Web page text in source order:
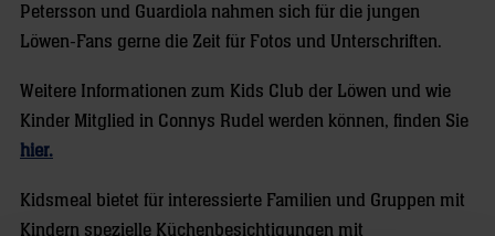
Petersson und Guardiola nahmen sich für die jungen
Löwen-Fans gerne die Zeit für Fotos und Unterschriften.
Weitere Informationen zum Kids Club der Löwen und wie
Kinder Mitglied in Connys Rudel werden können, finden Sie
hier.
Kidsmeal bietet für interessierte Familien und Gruppen mit
Kindern spezielle Küchenbesichtigungen mit